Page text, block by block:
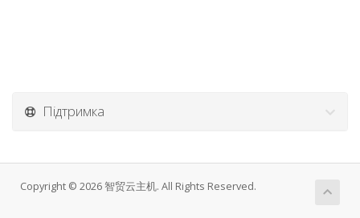
Підтримка
Copyright © 2026 智贸云主机. All Rights Reserved.